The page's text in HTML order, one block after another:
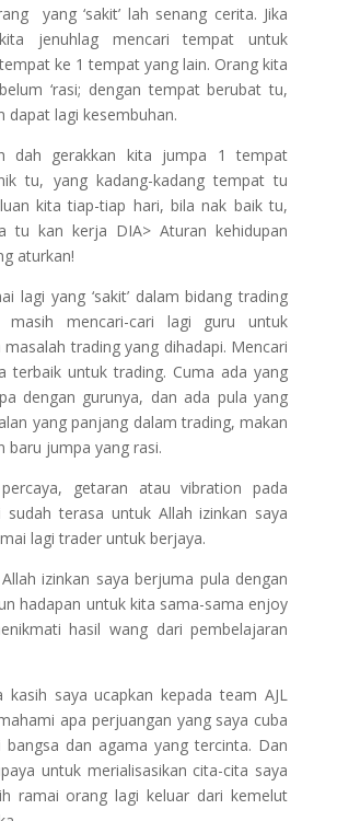
yang ‘sakit’ lah senang cerita. Jika
jenuhlag mencari tempat untuk
ke 1 tempat yang lain. Orang kita
‘rasi; dengan tempat berubat tu,
dapat lagi kesembuhan.
dah gerakkan kita jumpa 1 tempat
tu, yang kadang-kadang tempat tu
kita tiap-tiap hari, bila nak baik tu,
tu kan kerja DIA> Aturan kehidupan
aturkan!
lagi yang ‘sakit’ dalam bidang trading
mencari-cari lagi guru untuk
masalah trading yang dihadapi. Mencari
terbaik untuk trading. Cuma ada yang
dengan gurunya, dan ada pula yang
yang panjang dalam trading, makan
baru jumpa yang rasi.
getaran atau vibration pada
terasa untuk Allah izinkan saya
lagi trader untuk berjaya.
izinkan saya berjuma pula dengan
hadapan untuk kita sama-sama enjoy
hasil wang dari pembelajaran
kasih saya ucapkan kepada team AJL
apa perjuangan yang saya cuba
bangsa dan agama yang tercinta. Dan
untuk merialisasikan cita-cita saya
ramai orang lagi keluar dari kemelut